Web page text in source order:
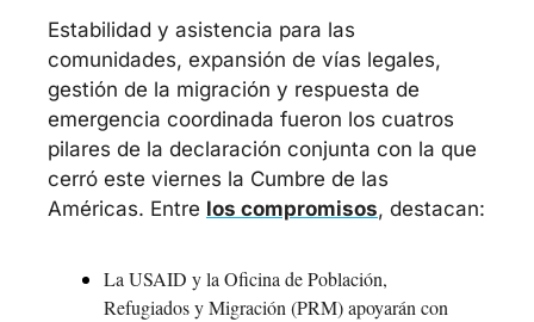
Estabilidad y asistencia para las
comunidades, expansión de vías legales,
gestión de la migración y respuesta de
emergencia coordinada fueron los cuatros
pilares de la declaración conjunta con la que
cerró este viernes la Cumbre de las
Américas. Entre los compromisos, destacan:
La USAID y la Oficina de Población,
Refugiados y Migración (PRM) apoyarán con